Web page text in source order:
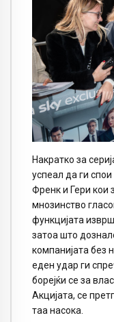
Накратко за
успеал да ги
Френк и Гери кои
мнозинство
функцијата
затоа што
компанијата без
еден удар ги
борејќи се за
Акцијата, се
таа насока.